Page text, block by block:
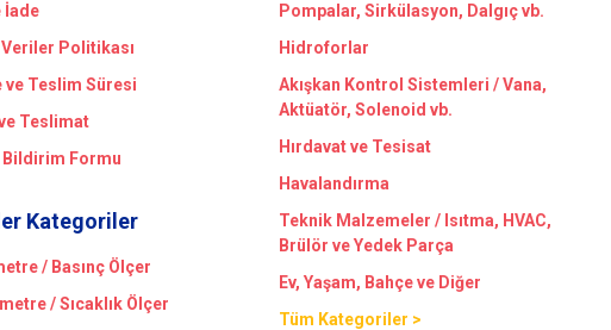
İade
Politikası
ve Teslim Süresi
Teslimat
Bildirim Formu
Kategoriler
/ Basınç Ölçer
/ Sıcaklık Ölçer
Pompalar, Sirkülasyon, Dalgıç vb.
Hidroforlar
Akışkan Kontrol Sistemleri / Vana,
Aktüatör, Solenoid vb.
Hırdavat ve Tesisat
Havalandırma
Teknik Malzemeler / Isıtma, HVAC,
Brülör ve Yedek Parça
Ev, Yaşam, Bahçe ve Diğer
Tüm Kategoriler >